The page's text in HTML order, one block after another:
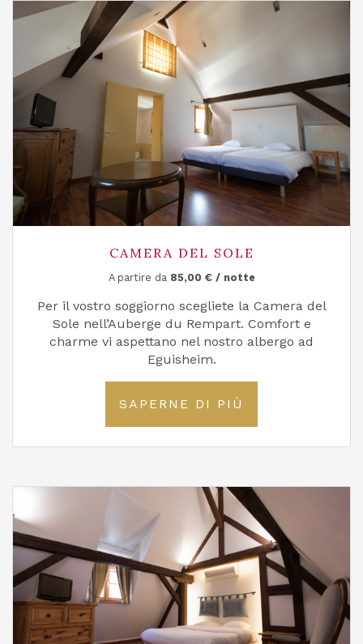
CAMERA DEL SOLE
A partire da 85,00 €/ notte
Per il vostro soggiorno scegliete la Camera del
Sole nell’Auberge du Rempart. Comfort e
charme vi aspettano nel nostro albergo ad
Eguisheim.
SAPERNE DI PIÙ